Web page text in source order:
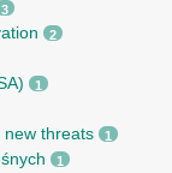
3
2
1
new threats 1
1